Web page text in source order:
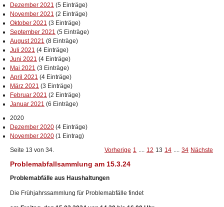
Dezember 2021 (5 Einträge)
November 2021 (2 Einträge)
Oktober 2021 (3 Einträge)
September 2021 (5 Einträge)
August 2021 (8 Einträge)
Juli 2021 (4 Einträge)
Juni 2021 (4 Einträge)
Mai 2021 (3 Einträge)
April 2021 (4 Einträge)
März 2021 (3 Einträge)
Februar 2021 (2 Einträge)
Januar 2021 (6 Einträge)
2020
Dezember 2020 (4 Einträge)
November 2020 (1 Eintrag)
Seite 13 von 34.
Vorherige 1 .... 12 13 14 .... 34 Nächste
Problemabfallsammlung am 15.3.24
Problemabfälle aus Haushaltungen
Die Frühjahrssammlung für Problemabfälle findet